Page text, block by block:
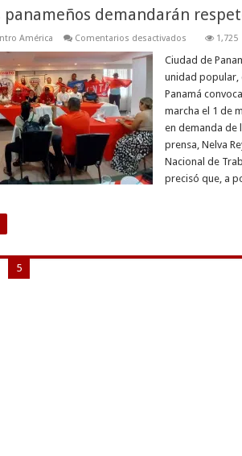
panameños demandarán
América Comentarios desactivadosen
panameños
respeto
libertad
sindical
1,725
Ciudad de
unidad popular,
Panamá
marcha el 1 de
en demanda de
prensa, Nelva
Nacional de
precisó que, a
5